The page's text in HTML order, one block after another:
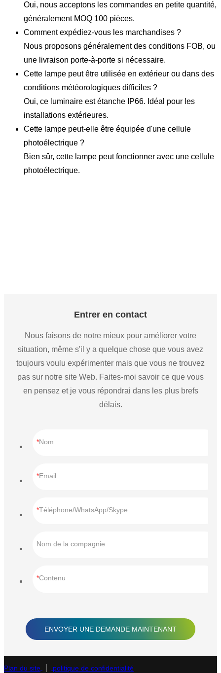
Oui, nous acceptons les commandes en petite quantité,
généralement MOQ 100 pièces.
Comment expédiez-vous les marchandises ?
Nous proposons généralement des conditions FOB, ou
une livraison porte-à-porte si nécessaire.
Cette lampe peut être utilisée en extérieur ou dans des
conditions météorologiques difficiles ?
Oui, ce luminaire est étanche IP66. Idéal pour les
installations extérieures.
Cette lampe peut-elle être équipée d'une cellule
photoélectrique ?
Bien sûr, cette lampe peut fonctionner avec une cellule
photoélectrique.
Entrer en contact
Nous faisons de notre mieux pour améliorer votre
situation, même s'il y a quelque chose que vous avez
toujours voulu expérimenter mais que vous ne trouvez
pas sur notre site Web. Faites-moi savoir ce que vous
en pensez et je vous répondrai dans les plus brefs
délais.
Nom
Email
Téléphone/WhatsApp/Skype
Nom de la compagnie
Contenu
ENVOYER UNE DEMANDE MAINTENANT
Plan du site politique de confidentialité